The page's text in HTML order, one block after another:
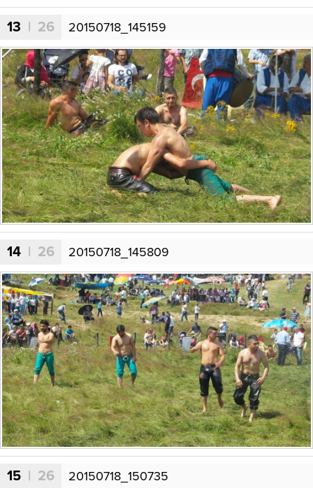
13 | 26 20150718_145159
14 | 26 20150718_145809
15 | 26 20150718_150735